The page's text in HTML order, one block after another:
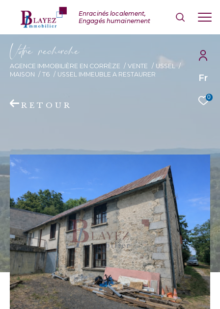
Fr
0
Vore recece
AGENCE IMMOBILIÈRE EN CORRÈZE VENTE
USSEL
MAISON
T6 USSEL IMMEUBLE A RESTAURER
RETOUR